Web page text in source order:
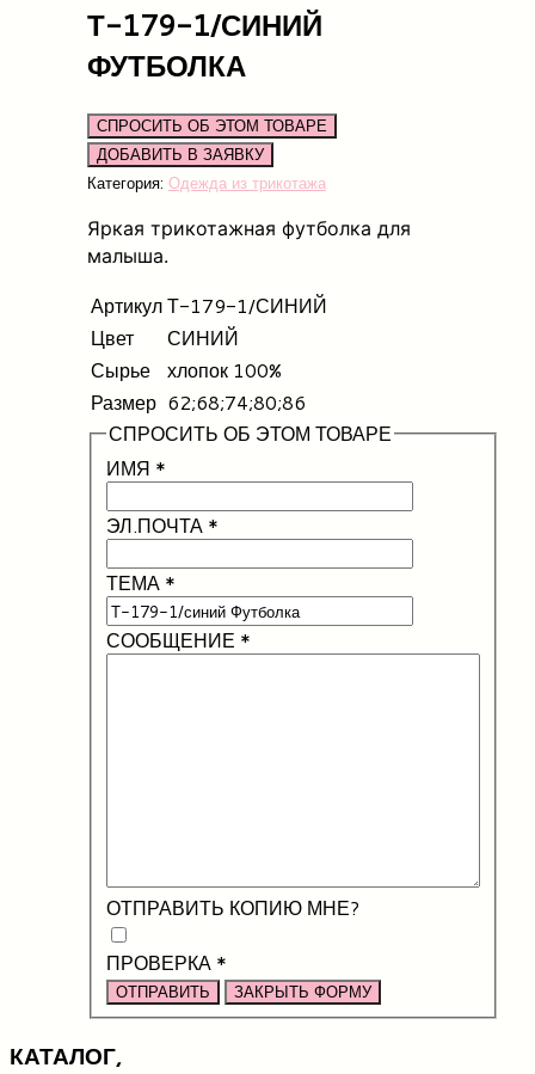
Т-179-1/СИНИЙ
ФУТБОЛКА
СПРОСИТЬ ОБ ЭТОМ ТОВАРЕ
Категория: Одежда из трикотажа
Яркая трикотажная футболка для
малыша.
АртикулТ-179-1/СИНИЙ
Цвет
СИНИЙ
Сырье
хлопок 100%
Размер 62;68;74;80;86
СПРОСИТЬ ОБ ЭТОМ ТОВАРЕ
ИМЯ *
ЭЛ.ПОЧТА*
ТЕМА*
СООБЩЕНИЕ *
ОТПРАВИТЬ КОПИЮ МНЕ?
ПРОВЕРКА*
ОТПРАВИТЬ ЗАКРЫТЬ ФОРМУ
КАТАЛОГ,